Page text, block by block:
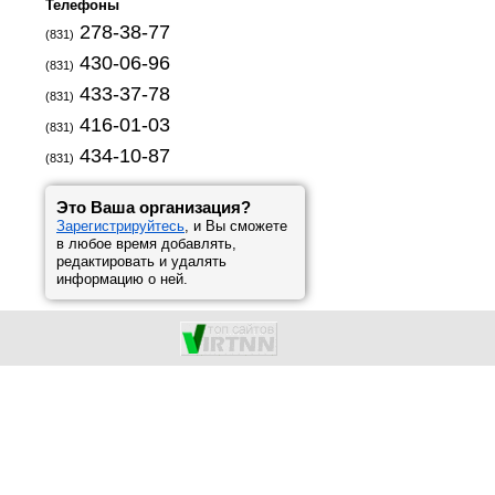
Телефоны
(831) 278-38-77
(831) 430-06-96
(831) 433-37-78
(831) 416-01-03
(831) 434-10-87
Это Ваша организация?
Зарегистрируйтесь, и Вы сможете
в любое время добавлять,
редактировать и удалять
информацию о ней.